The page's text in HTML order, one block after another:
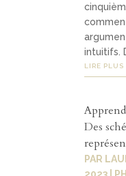
intuitifs.
LIRE PLUS
Des
PAR